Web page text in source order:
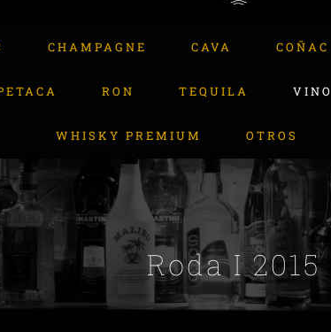
CHAMPAGNE CAVA COÑAC
RON TEQUILA VINO
WHISKY PREMIUM OTROS
Roda I 2015